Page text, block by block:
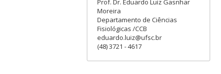
Prof. Dr. Eduardo Luiz Gasnhar
Moreira
Departamento de Ciências
Fisiológicas /CCB
eduardo.luiz@ufsc.br
(48) 3721 - 4617